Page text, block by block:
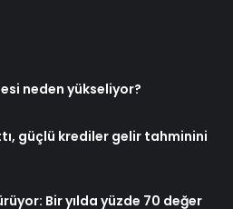
neden yükseliyor?
güçlü krediler gelir tahminini
Bir yılda yüzde 70 değer